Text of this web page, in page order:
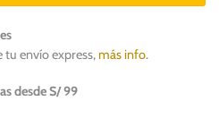
tu envío express,más info.
desde S/ 99